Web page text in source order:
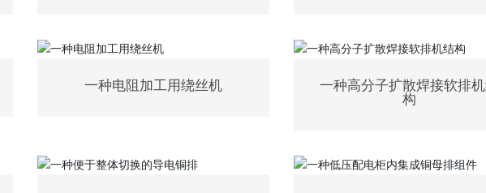
一种电阻加工用绕丝机
一种高分子扩散焊接软排
构